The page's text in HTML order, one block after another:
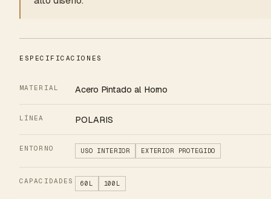
ESPECIFICACIONES
MATERIAL Acero Pintado al Horno
LÍNEA POLARIS
ENTORNO USO INTERIOR EXTERIOR PROTEGIDO
CAPACIDADES 60L 100L